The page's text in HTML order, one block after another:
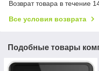
Возврат товара в течение
Все условия возврата
Подобные товары